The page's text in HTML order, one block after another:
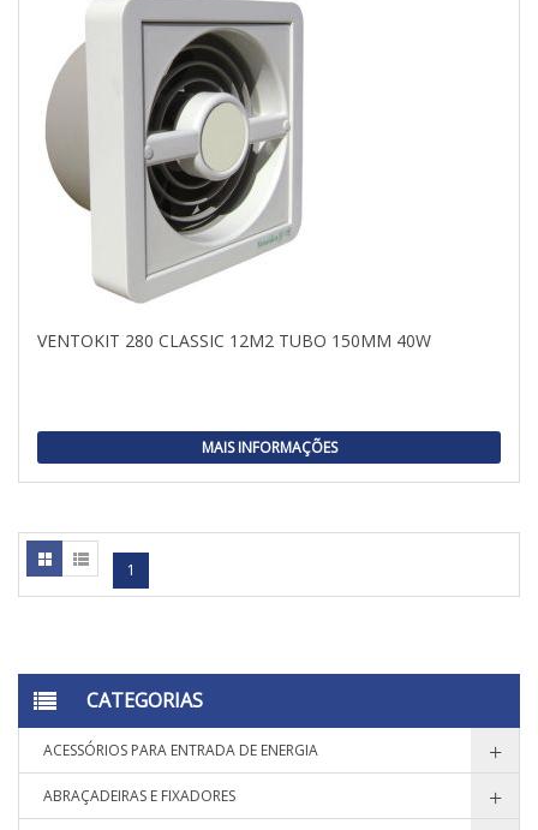
VENTOKIT 280 CLASSIC 12M2 TUBO 150MM 40W
MAIS INFORMAÇÕES
1
CATEGORIAS
ACESSÓRIOS PARA ENTRADA DE ENERGIA
ABRAÇADEIRAS E FIXADORES